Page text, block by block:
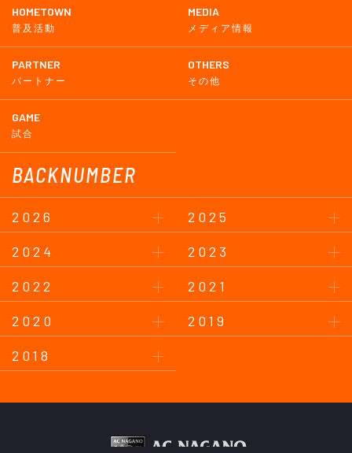
HOMETOWN
普及活動
MEDIA
メディア情報
PARTNER
パートナー
OTHERS
その他
GAME
試合
BACKNUMBER
2026
2025
2024
2023
2022
2021
2020
2019
2018